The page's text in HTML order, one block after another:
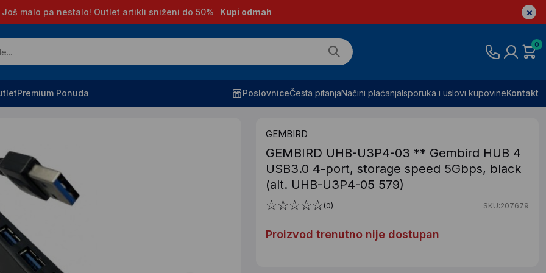
Još malo pa nestalo! Outlet artikli sniženi do 50% Kupi odmah
0
Premium Ponuda PoslovniceČesta pitanjaNačini plaćanjaIsporuka i uslovi kupovineKontakt
GEMBIRD
GEMBIRD UHB-U3P4-03 ** Gembird HUB 4
USB3.0 4-port, storage speed 5Gbps, black
(alt. UHB-U3P4-05 579)
(0) SKU:207679
Proizvod trenutno nije dostupan